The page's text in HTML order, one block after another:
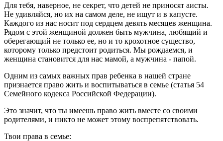
Для тебя, наверное, не секрет, что детей не приносят аисты.
Не удивляйся, но их на самом деле, не ищут и в капусте.
Каждого из нас носит под сердцем девять месяцев женщина.
Рядом с этой женщиной должен быть мужчина, любящий и
оберегающий не только ее, но и то крохотное существо,
которому только предстоит родиться. Мы рождаемся, и
женщина становится для нас мамой, а мужчина - папой.
Одним из самых важных прав ребенка в нашей стране
признается право жить и воспитываться в семье (статья 54
Семейного кодекса Российской Федерации).
Это значит, что ты имеешь право жить вместе со своими
родителями, и никто не может этому воспрепятствовать.
Твои права в семье: